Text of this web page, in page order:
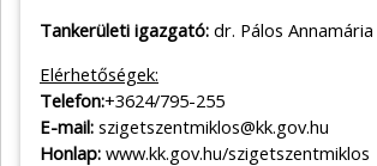
Tankerületi igazgató: dr. Pálos Annamária
Elérhetőségek:
Telefon:+3624/795-255
E-mail: szigetszentmiklos@kk.gov.hu
Honlap: www.kk.gov.hu/szigetszentmiklos